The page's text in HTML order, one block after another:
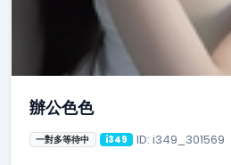
辦公色色
一對多等待中 i349 ID: i349_301569